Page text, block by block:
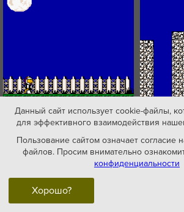
Данный сайт использует cookie-файлы,
для эффективного взаимодействия
Пользование сайтом означает согласие
файлов. Просим внимательно
конфиденциальности
Хорошо?